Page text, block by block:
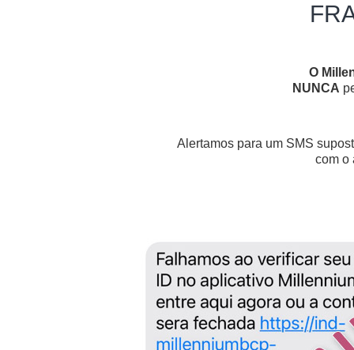
O
NUNCA
Alertamos para um SMS
com o